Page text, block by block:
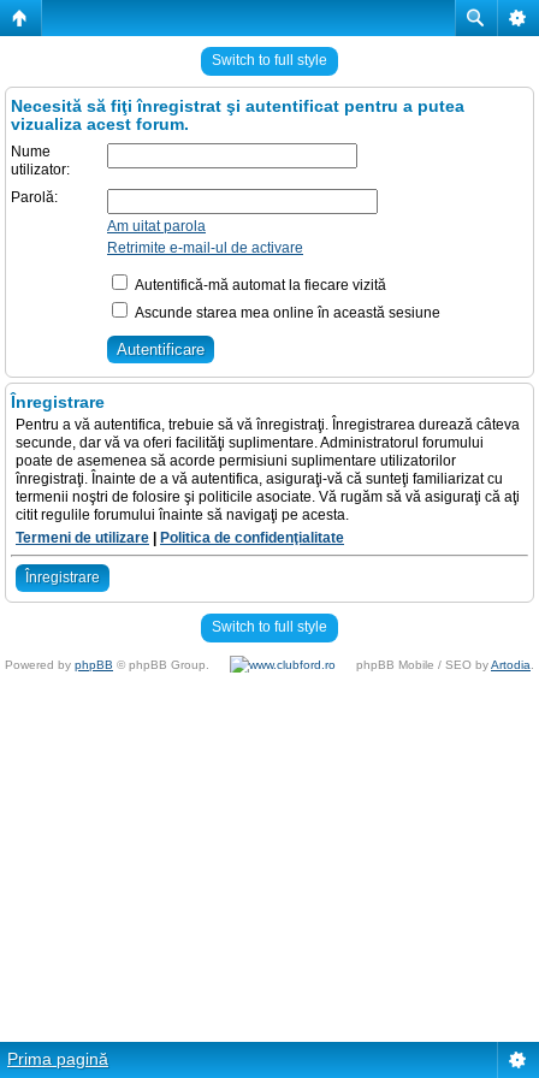
Switch to full style
Necesită să fiţi înregistrat şi autentificat pentru a putea
vizualiza acest forum.
Nume
utilizator:
Parolă:
Am uitat parola
Retrimite e-mail-ul de activare
Autentifică-mă automat la fiecare vizită
Ascunde starea mea online în această sesiune
Înregistrare
Pentru a vă autentifica, trebuie să vă înregistraţi. Înregistrarea durează câteva
secunde, dar vă va oferi facilităţi suplimentare. Administratorul forumului
poate de asemenea să acorde permisiuni suplimentare utilizatorilor
înregistraţi. Înainte de a vă autentifica, asiguraţi-vă că sunteţi familiarizat cu
termenii noştri de folosire şi politicile asociate. Vă rugăm să vă asiguraţi că aţi
citit regulile forumului înainte să navigaţi pe acesta.
Termeni de utilizare
Politica de confidenţialitate
Înregistrare
Switch to full style
Powered by phpBB © phpBB Group. phpBB Mobile / SEO byArtodia
Prima pagină